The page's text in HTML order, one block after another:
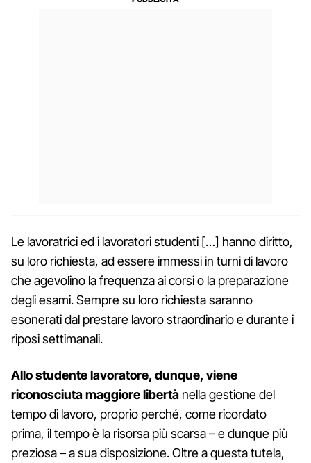
Le lavoratrici ed i lavoratori studenti […] hanno diritto,
su loro richiesta, ad essere immessi in turni di lavoro
che agevolino la frequenza ai corsi o la preparazione
degli esami. Sempre su loro richiesta saranno
esonerati dal prestare lavoro straordinario e durante i
riposi settimanali.
Allo studente lavoratore, dunque, viene
riconosciuta maggiore libertà nella gestione del
tempo di lavoro, proprio perché, come ricordato
prima, il tempo è la risorsa più scarsa – e dunque più
preziosa – a sua disposizione. Oltre a questa tutela,